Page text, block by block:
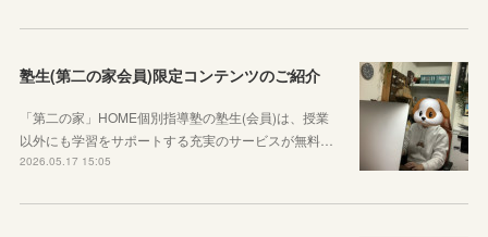
塾生(第二の家会員)限定コンテンツのご紹介
「第二の家」HOME個別指導塾の塾生(会員)は、授業
以外にも学習をサポートする充実のサービスが無料…
2026.05.17 15:05